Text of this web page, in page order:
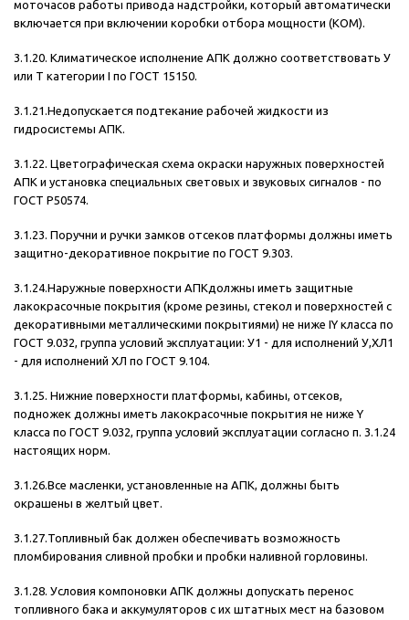
моточасов работы привода надстройки, который автоматически
включается при включении коробки отбора мощности (КОМ).
3.1.20. Климатическое исполнение АПК должно соответствовать У
или Т категории I по ГОСТ 15150.
3.1.21.Недопускается подтекание рабочей жидкости из
гидросистемы АПК.
3.1.22. Цветографическая схема окраски наружных поверхностей
АПК и установка специальных световых и звуковых сигналов - по
ГОСТ Р50574.
3.1.23. Поручни и ручки замков отсеков платформы должны иметь
защитно-декоративное покрытие по ГОСТ 9.303.
3.1.24.Наружные поверхности АПКдолжны иметь защитные
лакокрасочные покрытия (кроме резины, стекол и поверхностей с
декоративными металлическими покрытиями) не ниже IY класса по
ГОСТ 9.032, группа условий эксплуатации: У1 - для исполнений У,ХЛ1
- для исполнений ХЛ по ГОСТ 9.104.
3.1.25. Нижние поверхности платформы, кабины, отсеков,
подножек должны иметь лакокрасочные покрытия не ниже Y
класса по ГОСТ 9.032, группа условий эксплуатации согласно п. 3.1.24
настоящих норм.
3.1.26.Все масленки, установленные на АПК, должны быть
окрашены в желтый цвет.
3.1.27.Топливный бак должен обеспечивать возможность
пломбирования сливной пробки и пробки наливной горловины.
3.1.28. Условия компоновки АПК должны допускать перенос
топливного бака и аккумуляторов с их штатных мест на базовом